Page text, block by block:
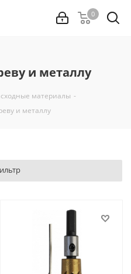
0
и металлу
материалы -
и металлу